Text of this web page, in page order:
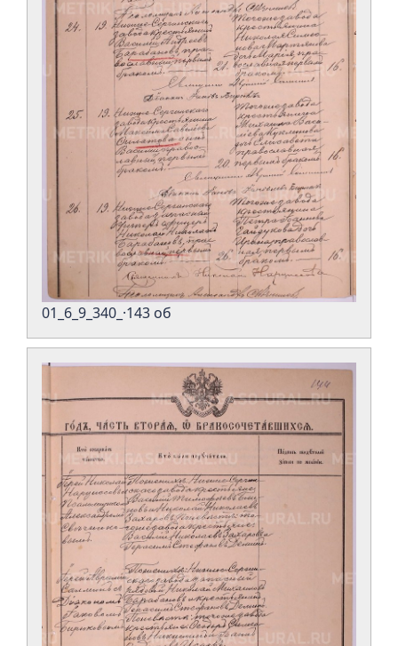
01_6_9_340_·143 об